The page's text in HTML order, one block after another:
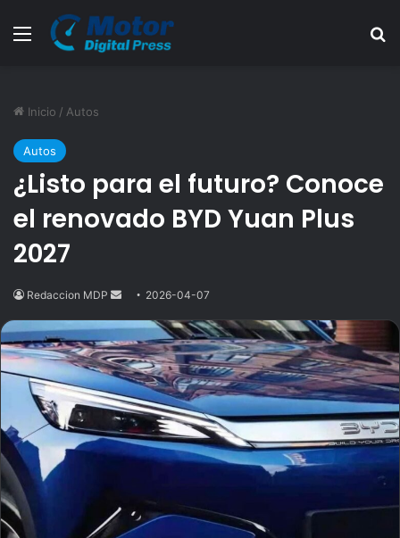
Menú
Inicio / Autos
Autos
¿Listo para el futuro? Conoce
el renovado BYD Yuan Plus
2027
Redaccion MDP
Send
email
2026-04-07